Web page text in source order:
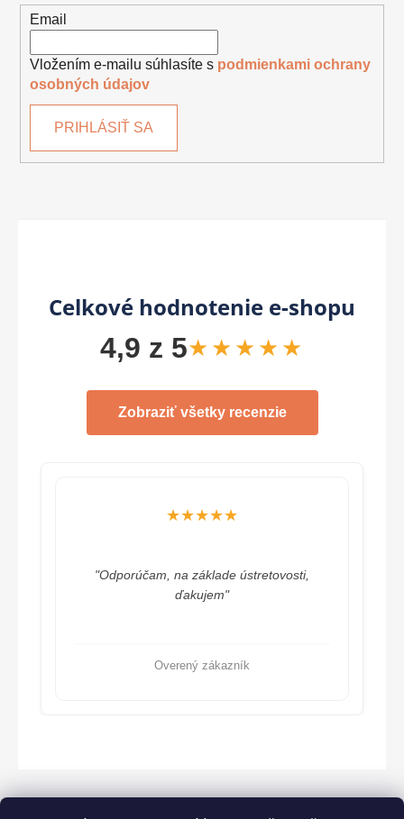
Email
Vložením e-mailu súhlasíte s podmienkami ochrany
osobných údajov
PRIHLÁSIŤ SA
Celkové hodnotenie e-shopu
4,9 z 5★★★★★
Zobraziť všetky recenzie
★★★★★
"Odporúčam, na základe ústretovosti,
ďakujem"
Overený zákazník